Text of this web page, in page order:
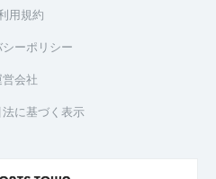
用規約
ーポリシー
営会社
に基づく表示